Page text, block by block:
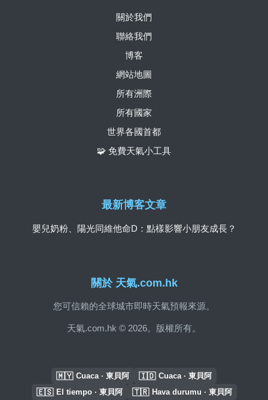
關於 天氣.com.hk
您可信賴的全球城市即時天氣預報來源。
天氣.com.hk © 2026。版權所有。
關於我們
聯絡我們
博客
網站地圖
所有洲際
所有國家
世界各國首都
🧩 免費天氣小工具
最新博客文章
嬰兒奶粉、陽光同維他命D：點樣影響小朋友成長？
🇲🇾 Cuaca · 東貝阿 🇮🇩 Cuaca · 東貝阿
🇪🇸 El tiempo · 東貝阿 🇹🇷 Hava durumu · 東貝阿